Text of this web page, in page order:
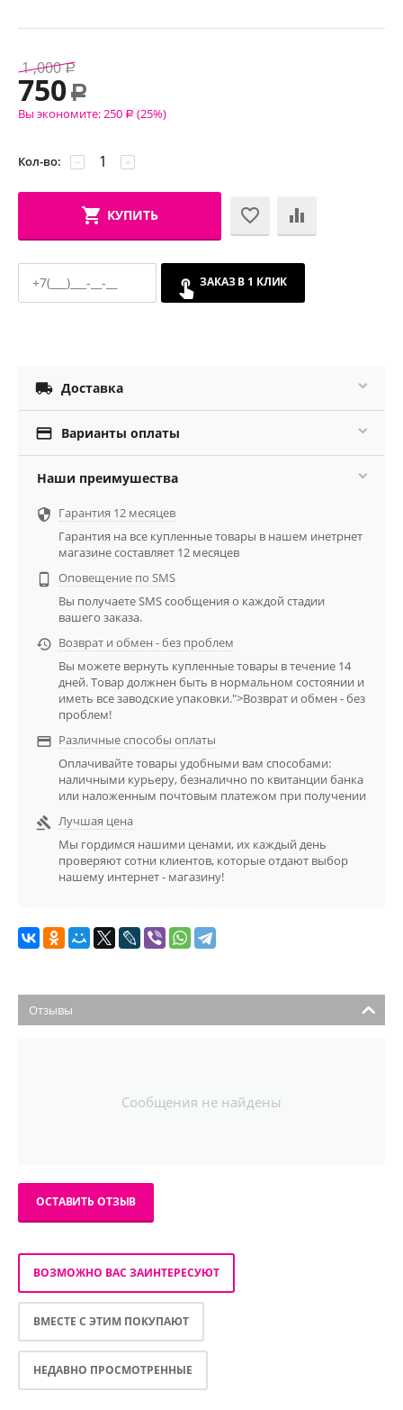
1 ,000 Р
750 Р
Вы экономите: 250 Р (25%)
Кол-во: +
−
КУПИТЬ
ЗАКАЗ В 1 КЛИК
 Доставка
 Варианты оплаты
Наши преимушества
 Гарантия 12 месяцев
Гарантия на все купленные товары в нашем инетрнет
магазине составляет 12 месяцев

Оповещение по SMS
Вы получаете SMS сообщения о каждой стадии
вашего заказа.
 Возврат и обмен - без проблем
Вы можете вернуть купленные товары в течение 14
дней. Товар должнен быть в нормальном состоянии и
иметь все заводские упаковки.">Возврат и обмен - без
проблем!
 Различные способы оплаты
Оплачивайте товары удобными вам способами:
наличными курьеру, безналично по квитанции банка
или наложенным почтовым платежом при получении

Лучшая цена
Мы гордимся нашими ценами, их каждый день
проверяют сотни клиентов, которые отдают выбор
нашему интернет - магазину!
Отзывы
Сообщения не найдены
ОСТАВИТЬ ОТЗЫВ
ВОЗМОЖНО ВАС ЗАИНТЕРЕСУЮТ
ВМЕСТЕ С ЭТИМ ПОКУПАЮТ
НЕДАВНО ПРОСМОТРЕННЫЕ